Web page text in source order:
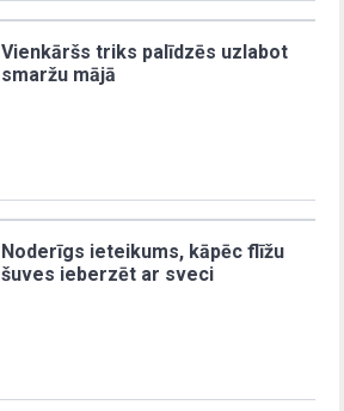
Vienkāršs triks palīdzēs uzlabot
smaržu mājā
Noderīgs ieteikums, kāpēc flīžu
šuves ieberzēt ar sveci